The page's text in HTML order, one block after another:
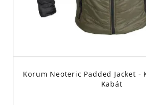
Korum Neoteric Padded Jacket -
Kabát